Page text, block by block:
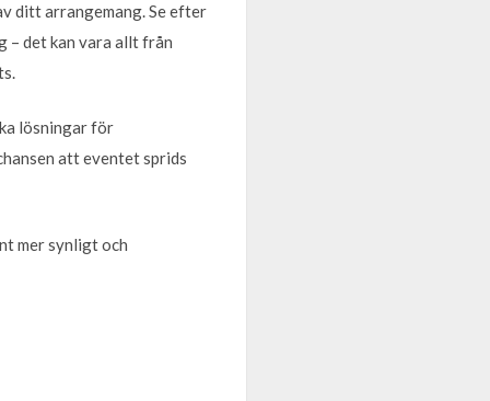
ditt arrangemang. Se efter
– det kan vara allt från
lösningar för
att eventet sprids
mer synligt och